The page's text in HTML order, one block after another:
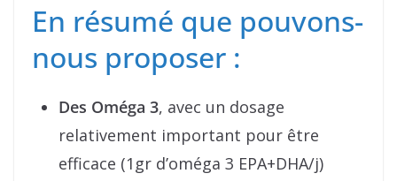
En résumé que pouvons-
nous proposer :
Des Oméga 3, avec un dosage
relativement important pour être
efficace (1gr d’oméga 3 EPA+DHA/j)